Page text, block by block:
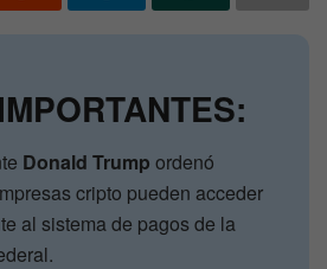
Donald Trump ordenó
cripto pueden acceder
al sistema de pagos de la